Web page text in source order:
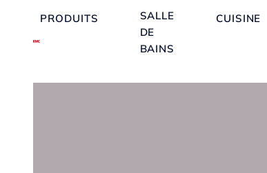
PRODUITS
SALLE
DE
BAINS
CUISINE